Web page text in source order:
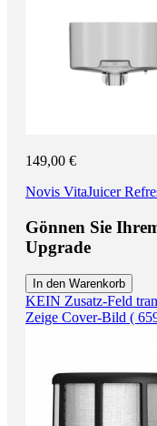
149,00 €
Novis VitaJuicer
Gönnen Sie
Upgrade
In den Warenkorb
KEIN Zusatz-Feld
Zeige Cover-Bild (